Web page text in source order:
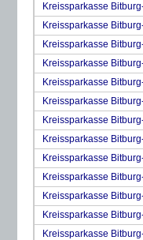
Kreissparkasse
Kreissparkasse
Kreissparkasse
Kreissparkasse
Kreissparkasse
Kreissparkasse
Kreissparkasse
Kreissparkasse
Kreissparkasse
Kreissparkasse
Kreissparkasse
Kreissparkasse
Kreissparkasse